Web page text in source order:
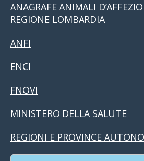
ANAGRAFE ANIMALI
REGIONE LOMBARDIA
ANFI
ENCI
FNOVI
MINISTERO DELLA SALUTE
REGIONI E PROVINCE